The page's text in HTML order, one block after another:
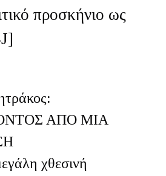
προσκήνιο ως
ΑΠΟ ΜΙΑ
χθεσινή